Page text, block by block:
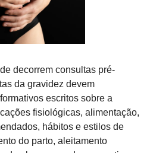
decorrem consultas pré-
da gravidez devem
escritos sobre a
fisiológicas, alimentação,
hábitos e estilos de
do parto, aleitamento